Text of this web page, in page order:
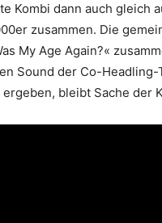
Kombi dann auch gleich
zusammen. Die
My Age Again?«
Sound der Co-
bleibt Sache der